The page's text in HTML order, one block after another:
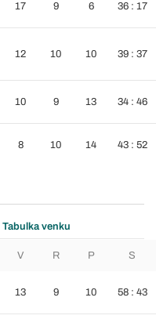
17 9 6 36 : 17
12 10 10 39 : 37
10 9 13 34 : 46
8 10 14 43 : 52
Tabulka venku
V R P S
13 9 10 58 : 43